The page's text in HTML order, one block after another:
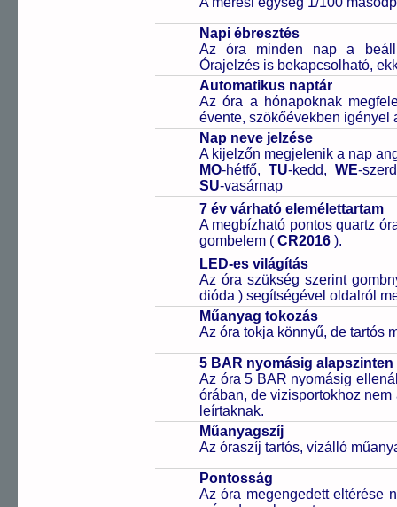
Napi ébresztés
Az óra minden nap a
Órajelzés is bekapcsolható,
Automatikus naptár
Az óra a hónapoknak
évente, szökőévekben igényel
Nap neve jelzése
A kijelzőn megjelenik a nap
MO-hétfő,TU-kedd,WE-
SU-vasárnap
7 év várható elemélettartam
A megbízható pontos quartz
gombelem ( CR2016 ).
LED-es világítás
Az óra szükség szerint
dióda ) segítségével oldalról
Műanyag tokozás
Az óra tokja könnyű, de tartós
5 BAR nyomásig alapszinten
Az óra 5 BAR nyomásig
órában, de vizisportokhoz
leírtaknak.
Műanyagszíj
Az óraszíj tartós, vízálló
Pontosság
Az óra megengedett eltérése